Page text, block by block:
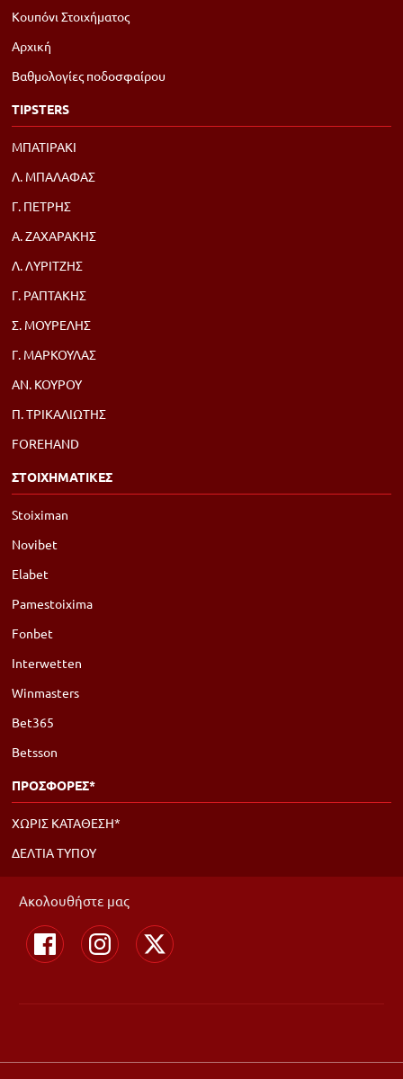
Κουπόνι Στοιχήματος
Αρχική
Βαθμολογίες ποδοσφαίρου
TIPSTERS
ΜΠΑΤΙΡΑΚΙ
Λ. ΜΠΑΛΑΦΑΣ
Γ. ΠΕΤΡΗΣ
Α. ΖΑΧΑΡΑΚΗΣ
Λ. ΛΥΡΙΤΖΗΣ
Γ. ΡΑΠΤΑΚΗΣ
Σ. ΜΟΥΡΕΛΗΣ
Γ. ΜΑΡΚΟΥΛΑΣ
ΑΝ. ΚΟΥΡΟΥ
Π. ΤΡΙΚΑΛΙΩΤΗΣ
FOREHAND
ΣΤΟΙΧΗΜΑΤΙΚΕΣ
Stoiximan
Novibet
Elabet
Pamestoixima
Fonbet
Interwetten
Winmasters
Bet365
Betsson
ΠΡΟΣΦΟΡΕΣ*
ΧΩΡΙΣ ΚΑΤΑΘΕΣΗ*
ΔΕΛΤΙΑ ΤΥΠΟΥ
Ακολουθήστε μας